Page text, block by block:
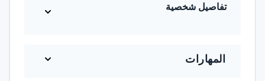
تفاصيل شخصية
المهارات